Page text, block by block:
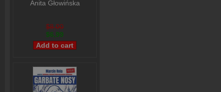
Anita Głowińska
$8,00
$6,99